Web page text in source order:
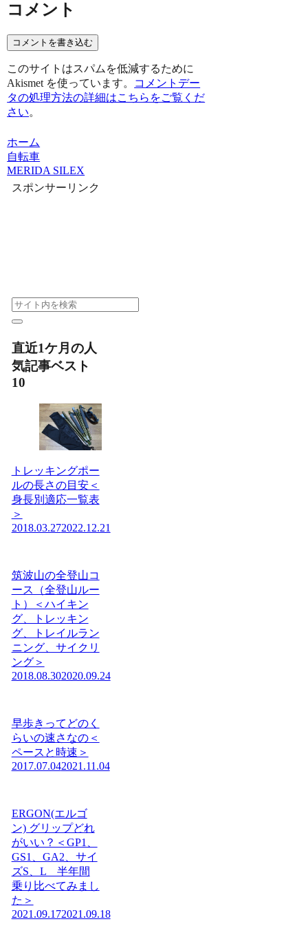
コメント
コメントを書き込む
このサイトはスパムを低減するために
Akismet を使っています。
コメントデー
タの処理方法の詳細はこちらをご覧くだ
さい。
ホーム
自転車
MERIDA SILEX
スポンサーリンク
直近1ケ月の人
気記事ベスト
10
トレッキングポー
ルの長さの目安＜
身長別適応一覧表
＞
2018.03.272022.12.21
筑波山の全登山コ
ース（全登山ルー
ト）＜ハイキン
グ、トレッキン
グ、トレイルラン
ニング、サイクリ
ング＞
2018.08.302020.09.24
早歩きってどのく
らいの速さなの＜
ペースと時速＞
2017.07.042021.11.04
ERGON(エルゴ
ン) グリップどれ
がいい？＜GP1、
GS1、GA2、サイ
ズS、L 半年間
乗り比べてみまし
た＞
2021.09.172021.09.18